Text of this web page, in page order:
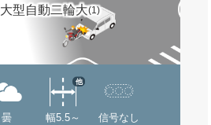
大型自動二輪大(1)
曇
幅5.5～
他
信号なし